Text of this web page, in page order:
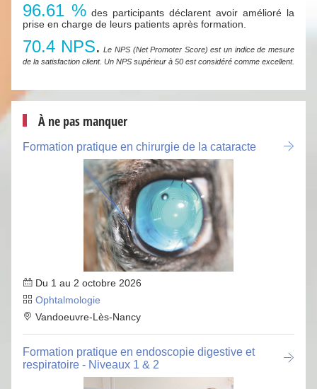
96.61 % des participants déclarent avoir amélioré la
prise en charge de leurs patients après formation.
70.4 NPS. Le NPS (Net Promoter Score) est un indice de mesure
de la satisfaction client. Un NPS supérieur à 50 est considéré comme excellent.
À ne pas manquer
Formation pratique en chirurgie de la cataracte
Du 1 au 2 octobre 2026
Ophtalmologie
Vandoeuvre-Lès-Nancy
Formation pratique en endoscopie digestive et
respiratoire - Niveaux 1 & 2